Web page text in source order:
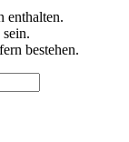
enthalten.
bestehen.